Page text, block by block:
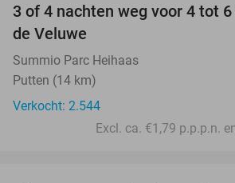
3 of 4 nachten weg voor 4 tot
de Veluwe
Summio Parc Heihaas
Putten (14 km)
Verkocht: 2.544
Excl. ca. €1,79 p.p.p.n.